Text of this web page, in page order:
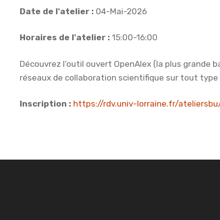
Date de l'atelier : 04-Mai-2026
Horaires de l'atelier : 15:00-16:00
Découvrez l’outil ouvert OpenAlex (la plus
réseaux de collaboration scientifique sur tout
Inscription : https://rdv.univ-lorraine.fr/